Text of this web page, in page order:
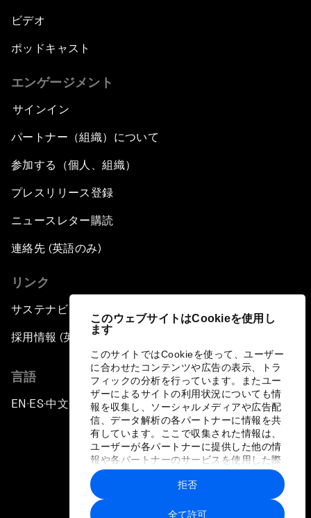
このウェブサイトはCookieを使用し
ます
このサイトではCookieを使って、ユーザー
に合わせたコンテンツや広告の表示、トラ
フィックの分析を行っています。またユー
ザーによるサイトの利用状況についても情
報を収集し、ソーシャルメディアや広告配
信、データ解析の各パートナーに情報を共
有しています。ここで収集された情報は、
ユーザーが各パートナーに提供した他の情
報や各パートナーのサービスを使用した際
に収集された情報と組み合わされ、各パー
トナーによって使用されることがありま
す。
全て許可
拒否
ビデオ
ポッドキャスト
エンゲージメント
サインイン
パートナー（組織）について
参加する（個人、組織）
プレスリリース登録
ニュースレター購読
連絡先 (英語のみ)
リンク
サステナビリティへの取り組み
採用情報 (英語のみ)
言語
EN ▪ES▪中文▪ 日本語
プライバシーポリシーと利用規約